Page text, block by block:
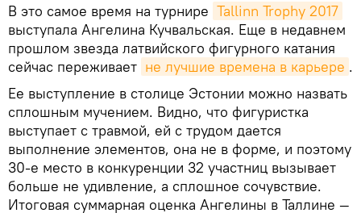
В это самое время на турнире Tallinn Trophy 2017
выступала Ангелина Кучвальская. Еще в недавнем
прошлом звезда латвийского фигурного катания
сейчас переживает не лучшие времена в карьере .
Ее выступление в столице Эстонии можно назвать
сплошным мучением. Видно, что фигуристка
выступает с травмой, ей с трудом дается
выполнение элементов, она не в форме, и поэтому
30-е место в конкуренции 32 участниц вызывает
больше не удивление, а сплошное сочувствие.
Итоговая суммарная оценка Ангелины в Таллине —